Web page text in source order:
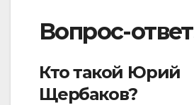
Вопрос-
Кто такой Юрий
Щербаков?